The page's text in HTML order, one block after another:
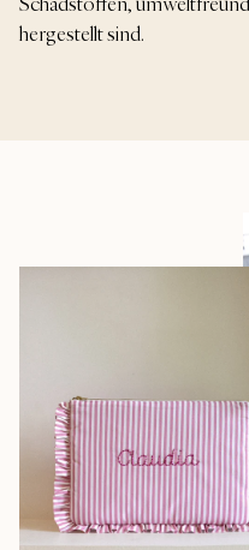
hergestellt sind.